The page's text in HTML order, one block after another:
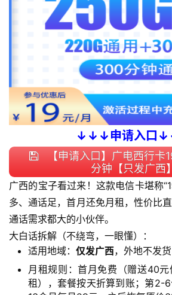
↓↓↓申请入口
【申请入口】广电西行卡
分钟【只发广西】
广西的宝子看过来！这款电信卡堪称
多、通话足，首月还免月租，性价比
通话需求都大的小伙伴。
大白话拆解（不绕弯，一眼懂）：
适用地域： 仅发广西，外地不发
月租规则：首月免费（赠送40元
租），套餐按天折算到账；第2-